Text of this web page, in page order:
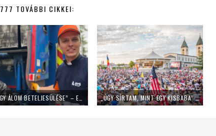
777 TOVÁBBI CIKKEI:
„ÚGY SÍRTAM, MINT EGY KISBABA” – FIATALOK A MLADIFESTRŐL